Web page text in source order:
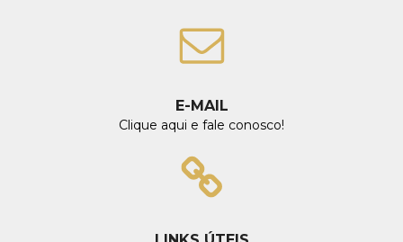
E-MAIL
Clique aqui e fale conosco!